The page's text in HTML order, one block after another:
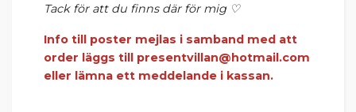
Tack för att du finns där för mig ♡
Info till poster mejlas i samband med att
order läggs till presentvillan@hotmail.com
eller lämna ett meddelande i kassan.